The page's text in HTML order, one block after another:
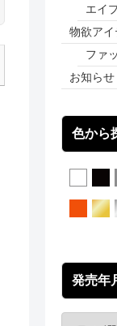
エイ
物欲アイ
ファ
お知らせ
色から
発売年